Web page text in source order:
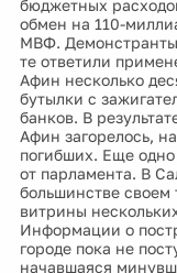
бюджетных
обмен на 110-
МВФ.
те ответили
Афин несколько
бутылки с
банков. В
Афин загорелось,
погибших. Еще
от парламента. В
большинстве
витрины
Информации о
городе пока не
начавшаяся